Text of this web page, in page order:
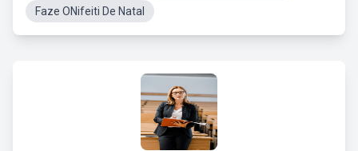
Faze ONifeiti De Natal